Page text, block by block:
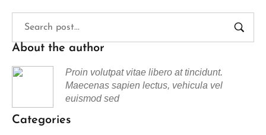
About the author
Proin volutpat vitae libero at tincidunt.
Maecenas sapien lectus, vehicula vel
euismod sed
Categories